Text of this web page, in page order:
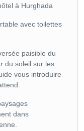
à Hurghada
avec toilettes
paisible du
du soleil sur les
vous introduire
dans